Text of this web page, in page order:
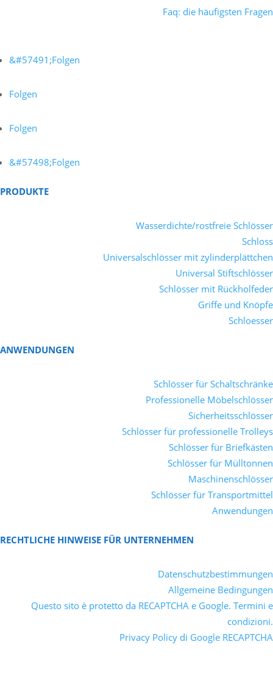
Faq: die häufigsten Fragen
Folgen
Folgen
Folgen
Folgen
PRODUKTE
Wasserdichte/rostfreie Schlösser
Schloss
Universalschlösser mit zylinderplättchen
Universal Stiftschlösser
Schlösser mit Rückholfeder
Griffe und Knöpfe
Schloesser
ANWENDUNGEN
Schlösser für Schaltschränke
Professionelle Möbelschlösser
Sicherheitsschlösser
Schlösser für professionelle Trolleys
Schlösser für Briefkästen
Schlösser für Mülltonnen
Maschinenschlösser
Schlösser für Transportmittel
Anwendungen
RECHTLICHE HINWEISE FÜR UNTERNEHMEN
Datenschutzbestimmungen
Allgemeine Bedingungen
Questo sito è protetto da RECAPTCHA e Google. Termini e
condizioni.
Privacy Policy di Google RECAPTCHA